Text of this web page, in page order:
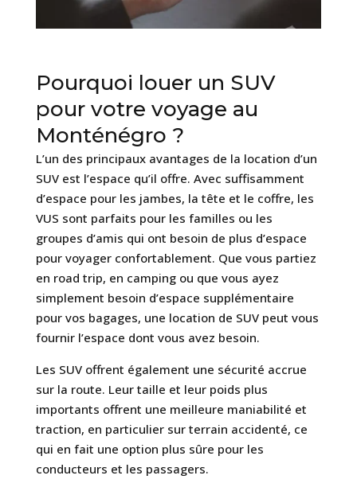
Pourquoi louer un SUV
pour votre voyage au
Monténégro ?
L’un des principaux avantages de la location d’un
SUV est l’espace qu’il offre. Avec suffisamment
d’espace pour les jambes, la tête et le coffre, les
VUS sont parfaits pour les familles ou les
groupes d’amis qui ont besoin de plus d’espace
pour voyager confortablement. Que vous partiez
en road trip, en camping ou que vous ayez
simplement besoin d’espace supplémentaire
pour vos bagages, une location de SUV peut vous
fournir l’espace dont vous avez besoin.
Les SUV offrent également une sécurité accrue
sur la route. Leur taille et leur poids plus
importants offrent une meilleure maniabilité et
traction, en particulier sur terrain accidenté, ce
qui en fait une option plus sûre pour les
conducteurs et les passagers.